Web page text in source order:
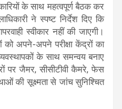
के साथ महत्वपूर्ण बैठक कर
ने स्पष्ट निर्देश दिए कि
स्वीकार नहीं की जाएगी।
अपने-अपने परीक्षा केंद्रों का
के साथ समन्वय बनाए
पर जैमर, सीसीटीवी कैमरे, फेस
की सूक्ष्मता से जांच सुनिश्चित